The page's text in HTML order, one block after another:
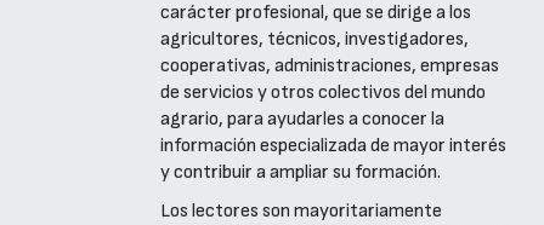
carácter profesional, que se dirige a los
agricultores, técnicos, investigadores,
cooperativas, administraciones, empresas
de servicios y otros colectivos del mundo
agrario, para ayudarles a conocer la
información especializada de mayor interés
y contribuir a ampliar su formación.
Los lectores son mayoritariamente